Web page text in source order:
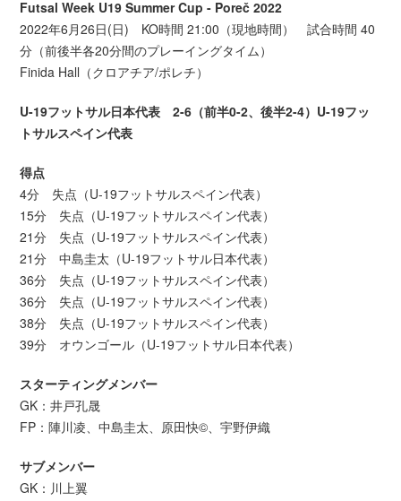
Futsal Week U19 Summer Cup - Poreč 2022
2022年6月26日(日) KO時間 21:00（現地時間） 試合時間 40
分（前後半各20分間のプレーイングタイム）
Finida Hall（クロアチア/ポレチ）
U-19フットサル日本代表 2-6（前半0-2、後半2-4）U-19フッ
トサルスペイン代表
得点
4分 失点（U-19フットサルスペイン代表）
15分 失点（U-19フットサルスペイン代表）
21分 失点（U-19フットサルスペイン代表）
21分 中島圭太（U-19フットサル日本代表）
36分 失点（U-19フットサルスペイン代表）
36分 失点（U-19フットサルスペイン代表）
38分 失点（U-19フットサルスペイン代表）
39分 オウンゴール（U-19フットサル日本代表）
スターティングメンバー
GK：井戸孔晟
FP：陣川凌、中島圭太、原田快©、宇野伊織
サブメンバー
GK：川上翼